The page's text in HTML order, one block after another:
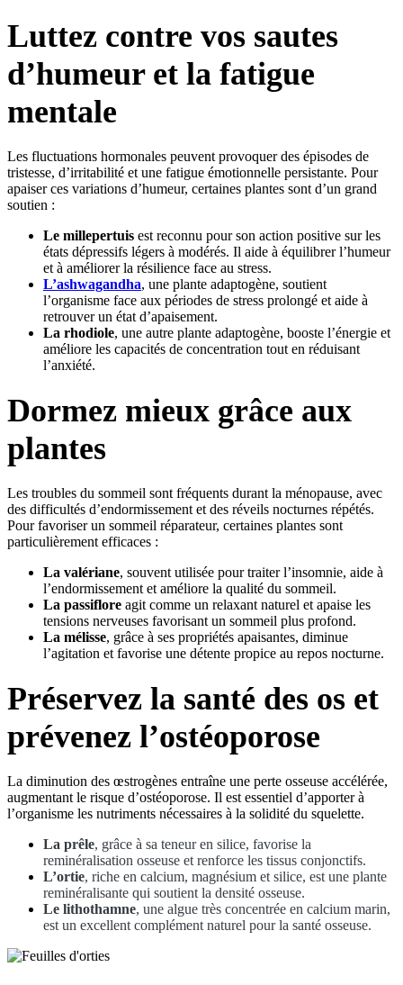
Luttez contre vos sautes
d’humeur et la fatigue
mentale
Les fluctuations hormonales peuvent provoquer des épisodes de
tristesse, d’irritabilité et une fatigue émotionnelle persistante. Pour
apaiser ces variations d’humeur, certaines plantes sont d’un grand
soutien :
Le millepertuis est reconnu pour son action positive sur les
états dépressifs légers à modérés. Il aide à équilibrer l’humeur
et à améliorer la résilience face au stress.
L’ashwagandha, une plante adaptogène, soutient
l’organisme face aux périodes de stress prolongé et aide à
retrouver un état d’apaisement.
La rhodiole, une autre plante adaptogène, booste l’énergie et
améliore les capacités de concentration tout en réduisant
l’anxiété.
Dormez mieux grâce aux
plantes
Les troubles du sommeil sont fréquents durant la ménopause, avec
des difficultés d’endormissement et des réveils nocturnes répétés.
Pour favoriser un sommeil réparateur, certaines plantes sont
particulièrement efficaces :
La valériane, souvent utilisée pour traiter l’insomnie, aide à
l’endormissement et améliore la qualité du sommeil.
La passiflore agit comme un relaxant naturel et apaise les
tensions nerveuses favorisant un sommeil plus profond.
La mélisse, grâce à ses propriétés apaisantes, diminue
l’agitation et favorise une détente propice au repos nocturne.
Préservez la santé des os et
prévenez l’ostéoporose
La diminution des œstrogènes entraîne une perte osseuse accélérée,
augmentant le risque d’ostéoporose. Il est essentiel d’apporter à
l’organisme les nutriments nécessaires à la solidité du squelette.
La prêle, grâce à sa teneur en silice, favorise la
reminéralisation osseuse et renforce les tissus conjonctifs.
L’ortie, riche en calcium, magnésium et silice, est une plante
reminéralisante qui soutient la densité osseuse.
Le lithothamne, une algue très concentrée en calcium marin,
est un excellent complément naturel pour la santé osseuse.